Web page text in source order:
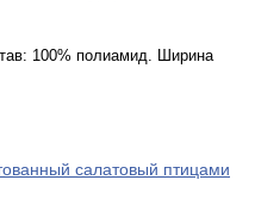
100% полиамид. Ширина
салатовый птицами